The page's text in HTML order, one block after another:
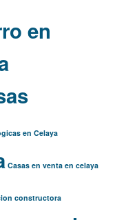
en
en Celaya
Casas en venta en celaya
constructora